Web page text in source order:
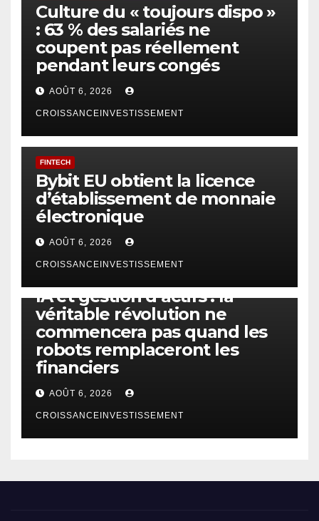
Culture du « toujours dispo »
: 63 % des salariés ne
coupent pas réellement
pendant leurs congés
AOÛT 6, 2026
CROISSANCEINVESTISSEMENT
FINTECH
Bybit EU obtient la licence
d’établissement de monnaie
électronique
AOÛT 6, 2026
CROISSANCEINVESTISSEMENT
IA et gestion d’actifs : la
véritable révolution ne
commencera pas quand les
robots remplaceront les
financiers
AOÛT 6, 2026
CROISSANCEINVESTISSEMENT